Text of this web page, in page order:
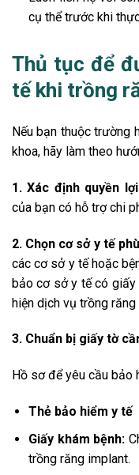
cụ thể trước khi
Thủ tục để
tế khi trồng
Nếu bạn thuộc trường
khoa, hãy làm theo
1. Xác định quyền
của bạn có hỗ trợ chi
2. Chọn cơ sở y tế
các cơ sở y tế hoặc
bảo cơ sở y tế có
hiện dịch vụ trồng răng
3. Chuẩn bị giấy tờ
Hồ sơ để yêu cầu bảo
Thẻ bảo hiểm y tế
Giấy khám bệnh:
trồng răng implant.